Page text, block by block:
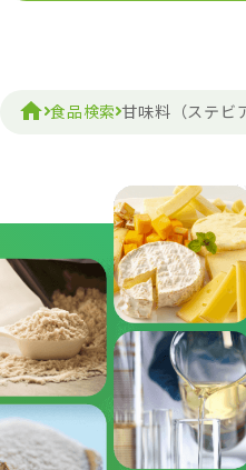
食品検索 甘味料（ステビ